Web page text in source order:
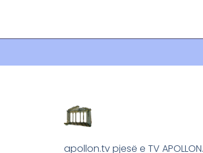
apollon.tv pjesë e TV